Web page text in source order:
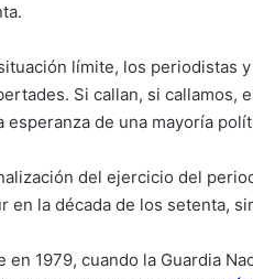
límite, los periodistas
Si callan, si callamos,
esperanza de una mayoría
del ejercicio del
en la década de los setenta,
en 1979, cuando la Guardia